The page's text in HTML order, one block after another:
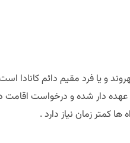
و یا فرد مقیم دائم کانادا
عهده دار شده و درخواست اقامت
کمتر زمان نیاز دارد .